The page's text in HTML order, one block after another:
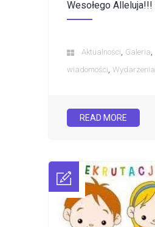
Wesołego Alleluja!!!
Aktualności, Galeria,
wiadomości, Wydarzenia
READ MORE